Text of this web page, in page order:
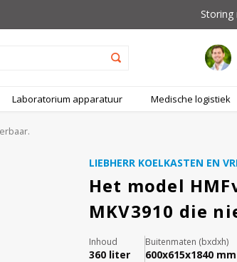
Storing
Laboratorium apparatuur Medische logistiek
LIEBHERR KOELKASTEN EN
Het model
MKV3910 die
Inhoud
360 liter
Buitenmaten (bxdxh)
600x615x1840 mm